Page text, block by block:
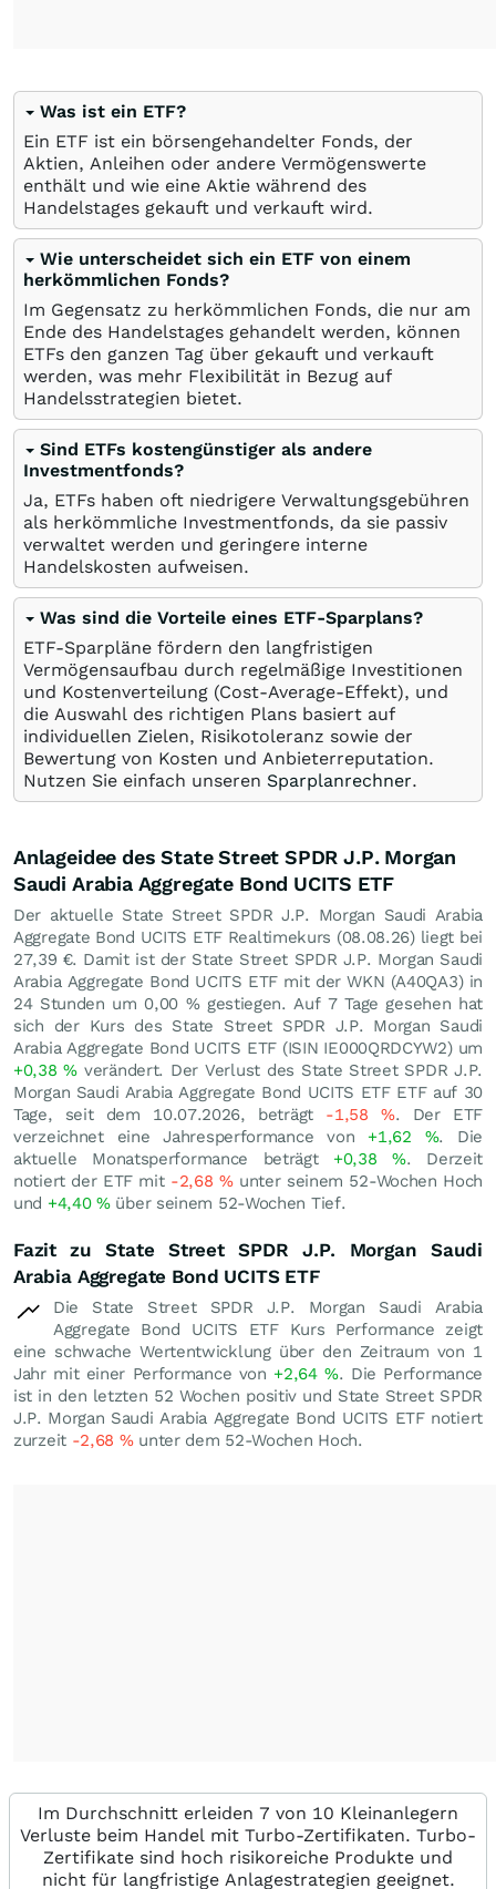
Was ist ein ETF?
Ein ETF ist ein börsengehandelter Fonds, der
Aktien, Anleihen oder andere Vermögenswerte
enthält und wie eine Aktie während des
Handelstages gekauft und verkauft wird.
Wie unterscheidet sich ein ETF von einem
herkömmlichen Fonds?
Im Gegensatz zu herkömmlichen Fonds, die nur am
Ende des Handelstages gehandelt werden, können
ETFs den ganzen Tag über gekauft und verkauft
werden, was mehr Flexibilität in Bezug auf
Handelsstrategien bietet.
Sind ETFs kostengünstiger als andere
Investmentfonds?
Ja, ETFs haben oft niedrigere Verwaltungsgebühren
als herkömmliche Investmentfonds, da sie passiv
verwaltet werden und geringere interne
Handelskosten aufweisen.
Was sind die Vorteile eines ETF-Sparplans?
ETF-Sparpläne fördern den langfristigen
Vermögensaufbau durch regelmäßige Investitionen
und Kostenverteilung (Cost-Average-Effekt), und
die Auswahl des richtigen Plans basiert auf
individuellen Zielen, Risikotoleranz sowie der
Bewertung von Kosten und Anbieterreputation.
Nutzen Sie einfach unseren Sparplanrechner.
Anlageidee des State Street SPDR J.P. Morgan
Saudi Arabia Aggregate Bond UCITS ETF
Der aktuelle State Street SPDR J.P. Morgan Saudi Arabia
Aggregate Bond UCITS ETF Realtimekurs (08.08.26) liegt bei
27,39 €. Damit ist der State Street SPDR J.P. Morgan Saudi
Arabia Aggregate Bond UCITS ETF mit der WKN (A40QA3) in
24 Stunden um 0,00 %gestiegen. Auf 7 Tage gesehen hat
sich der Kurs des State Street SPDR J.P. Morgan Saudi
Arabia Aggregate Bond UCITS ETF (ISIN IE000QRDCYW2) um
+0,38% verändert. Der Verlust des State Street SPDR J.P.
Morgan Saudi Arabia Aggregate Bond UCITS ETF ETF auf 30
Tage, seit dem 10.07.2026, beträgt -1,58 %. Der ETF
verzeichnet eine Jahresperformance von +1,62 %. Die
aktuelle Monatsperformance beträgt +0,38%. Derzeit
notiert der ETF mit -2,68 %unter seinem 52-Wochen Hoch
und +4,40%über seinem 52-Wochen Tief.
Fazit zu State Street SPDR J.P. Morgan Saudi
Arabia Aggregate Bond UCITS ETF
Die State Street SPDR J.P. Morgan Saudi Arabia
Aggregate Bond UCITS ETF Kurs Performance zeigt
eine schwache Wertentwicklung über den Zeitraum von 1
Jahr mit einer Performance von +2,64%. Die Performance
ist in den letzten 52 Wochen positiv und State Street SPDR
J.P. Morgan Saudi Arabia Aggregate Bond UCITS ETF notiert
zurzeit -2,68 %unter dem 52-Wochen Hoch.
Im Durchschnitt erleiden 7 von 10 Kleinanlegern
Verluste beim Handel mit Turbo-Zertifikaten. Turbo-
Zertifikate sind hoch risikoreiche Produkte und
nicht für langfristige Anlagestrategien geeignet.